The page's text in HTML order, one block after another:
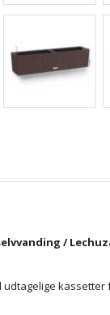
/
kassetter